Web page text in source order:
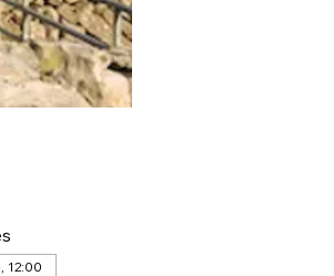
12:00